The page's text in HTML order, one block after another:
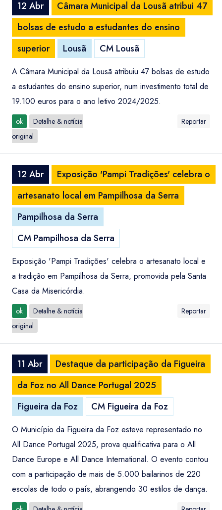
12 Abr
Câmara Municipal da Lousã atribui 47
bolsas de estudo a estudantes do ensino
superior
Lousã CM Lousã
A Câmara Municipal da Lousã atribuiu 47 bolsas de estudo
a estudantes do ensino superior, num investimento total de
19.100 euros para o ano letivo 2024/2025.
ok
Detalhe & notícia
original
Reportar
12 Abr
Exposição 'Pampi Tradições' celebra o
artesanato local em Pampilhosa da Serra
Pampilhosa da Serra
CM Pampilhosa da Serra
Exposição 'Pampi Tradições' celebra o artesanato local e
a tradição em Pampilhosa da Serra, promovida pela Santa
Casa da Misericórdia.
ok
Detalhe & notícia
original
Reportar
11 Abr
Destaque da participação da Figueira
da Foz no All Dance Portugal 2025
Figueira da Foz
CM Figueira da Foz
O Município da Figueira da Foz esteve representado no
All Dance Portugal 2025, prova qualificativa para o All
Dance Europe e All Dance International. O evento contou
com a participação de mais de 5.000 bailarinos de 220
escolas de todo o país, abrangendo 30 estilos de dança.